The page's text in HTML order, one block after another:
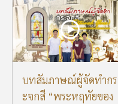
บทสัมภาษณ์ผู้จัดทำกร
ะจกสี “พระหฤทัยของ